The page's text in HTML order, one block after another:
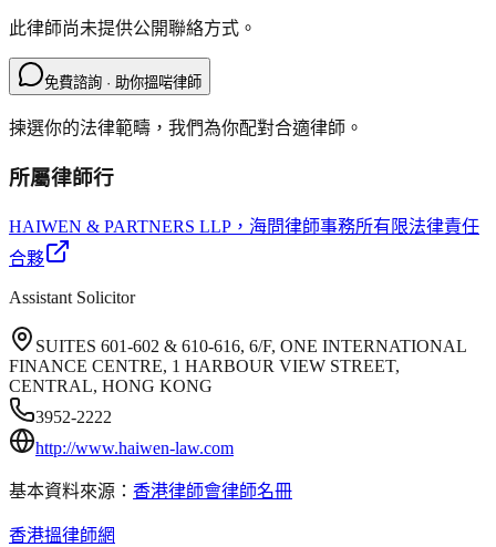
此律師尚未提供公開聯絡方式。
免費諮詢 · 助你搵啱律師
揀選你的法律範疇，我們為你配對合適律師。
所屬律師行
HAIWEN & PARTNERS LLP ，海問律師事務所有限法律責任
合夥
Assistant Solicitor
SUITES 601-602 & 610-616, 6/F, ONE INTERNATIONAL
FINANCE CENTRE, 1 HARBOUR VIEW STREET,
CENTRAL, HONG KONG
3952-2222
http://www.haiwen-law.com
基本資料來源： 香港律師會律師名冊
香港搵律師網